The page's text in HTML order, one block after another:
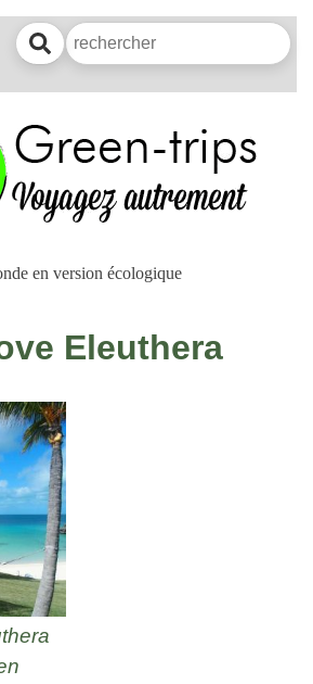
en version écologique
Eleuthera